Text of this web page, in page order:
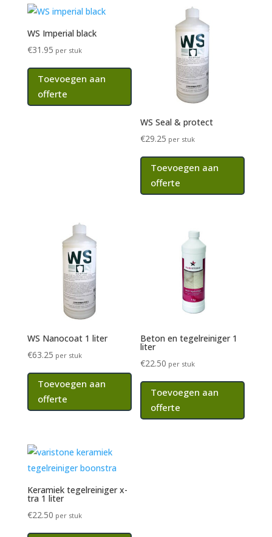
WS Imperial black
€31.95 per stuk
Toevoegen aan
offerte
WS Seal & protect
€29.25 per stuk
Toevoegen aan
offerte
WS Nanocoat 1 liter
€63.25 per stuk
Toevoegen aan
offerte
Beton en tegelreiniger 1
liter
€22.50 per stuk
Toevoegen aan
offerte
Keramiek tegelreiniger x-
tra 1 liter
€22.50 per stuk